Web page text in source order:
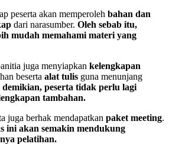
peserta akan memperoleh bahan dan
dari narasumber. Oleh sebab itu,
mudah memahami materi yang
juga menyiapkan kelengkapan
beserta alat tulis guna menunjang
demikian, peserta tidak perlu lagi
tambahan.
juga berhak mendapatkan paket meeting.
ini akan semakin mendukung
pelatihan.